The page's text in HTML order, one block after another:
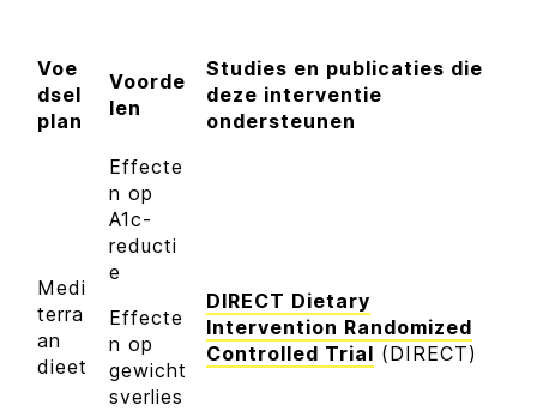
Voe
dsel
plan
Voorde
len
Studies en publicaties die
deze interventie
ondersteunen
Medi
terra
an
dieet
Effecte
n op
A1c-
reducti
e
Effecte
n op
gewicht
sverlies
DIRECT Dietary
Intervention Randomized
Controlled Trial (DIRECT)